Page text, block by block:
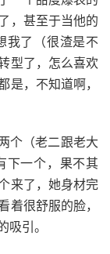
，甚至于当他的
我了（很渣是不
型了，怎么喜欢
是，不知道啊，
个（老二跟老大
下一个，果不其
来了，她身材完
着很舒服的脸，
吸引。